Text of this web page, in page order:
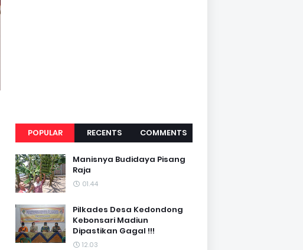
POPULAR RECENTS COMMENTS
Manisnya Budidaya Pisang
Raja
01.44
Pilkades Desa Kedondong
Kebonsari Madiun
Dipastikan Gagal !!!
12.03